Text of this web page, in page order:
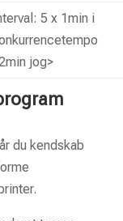
5 x 1min i
jog>
du kendskab